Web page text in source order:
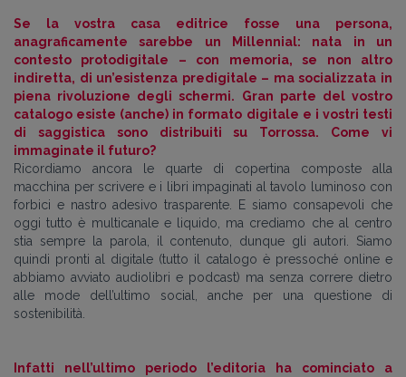
Se la vostra casa editrice fosse una persona,
anagraficamente sarebbe un Millennial: nata in un
contesto protodigitale – con memoria, se non altro
indiretta, di un’esistenza predigitale – ma socializzata in
piena rivoluzione degli schermi. Gran parte del vostro
catalogo esiste (anche) in formato digitale e i vostri testi
di saggistica sono distribuiti su Torrossa. Come vi
immaginate il futuro?
Ricordiamo ancora le quarte di copertina composte alla
macchina per scrivere e i libri impaginati al tavolo luminoso con
forbici e nastro adesivo trasparente. E siamo consapevoli che
oggi tutto è multicanale e liquido, ma crediamo che al centro
stia sempre la parola, il contenuto, dunque gli autori. Siamo
quindi pronti al digitale (tutto il catalogo è pressoché online e
abbiamo avviato audiolibri e podcast) ma senza correre dietro
alle mode dell’ultimo social, anche per una questione di
sostenibilità.
Infatti nell’ultimo periodo l’editoria ha cominciato a